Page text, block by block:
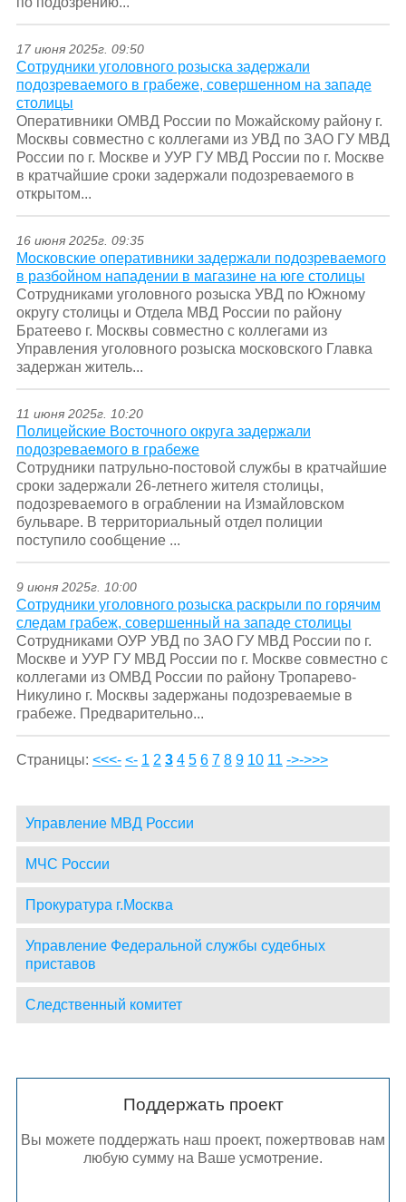
17 июня 2025г. 09:50
Сотрудники уголовного розыска задержали
подозреваемого в грабеже, совершенном на западе
столицы
Оперативники ОМВД России по Можайскому району г.
Москвы совместно с коллегами из УВД по ЗАО ГУ МВД
России по г. Москве и УУР ГУ МВД России по г. Москве
в кратчайшие сроки задержали подозреваемого в
открытом...
16 июня 2025г. 09:35
Московские оперативники задержали подозреваемого
в разбойном нападении в магазине на юге столицы
Сотрудниками уголовного розыска УВД по Южному
округу столицы и Отдела МВД России по району
Братеево г. Москвы совместно с коллегами из
Управления уголовного розыска московского Главка
задержан житель...
11 июня 2025г. 10:20
Полицейские Восточного округа задержали
подозреваемого в грабеже
Сотрудники патрульно-постовой службы в кратчайшие
сроки задержали 26-летнего жителя столицы,
подозреваемого в ограблении на Измайловском
бульваре. В территориальный отдел полиции
поступило сообщение ...
9 июня 2025г. 10:00
Сотрудники уголовного розыска раскрыли по горячим
следам грабеж, совершенный на западе столицы
Сотрудниками ОУР УВД по ЗАО ГУ МВД России по г.
Москве и УУР ГУ МВД России по г. Москве совместно с
коллегами из ОМВД России по району Тропарево-
Никулино г. Москвы задержаны подозреваемые в
грабеже. Предварительно...
Страницы: <<<- <- 1 2 3 4 5 6 7 8 9 10 11 ->->>>
Управление МВД России
МЧС России
Прокуратура г.Москва
Управление Федеральной службы судебных
приставов
Следственный комитет
Поддержать проект
Вы можете поддержать наш проект, пожертвовав нам
любую сумму на Ваше усмотрение.